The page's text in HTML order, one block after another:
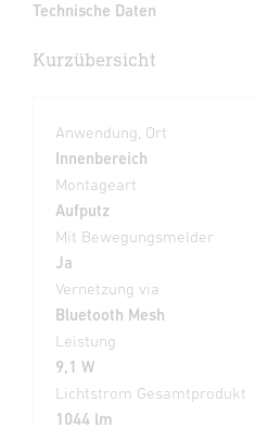
Technische Daten
Kurzübersicht
Anwendung, Ort
Innenbereich
Montageart
Aufputz
Mit Bewegungsmelder
Ja
Vernetzung via
Bluetooth Mesh
Leistung
9,1 W
Lichtstrom Gesamtprodukt
1044 lm